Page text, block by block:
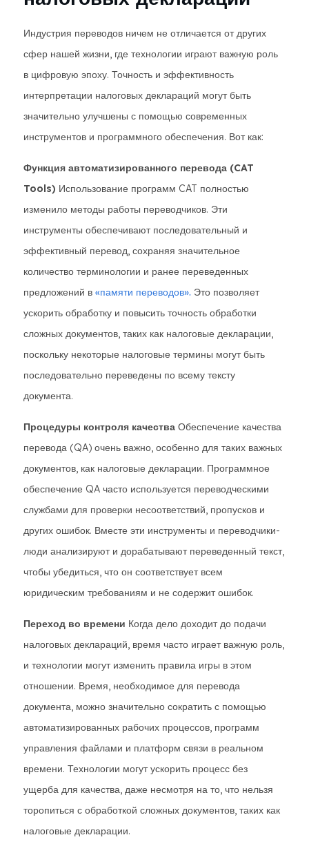
Индустрия переводов ничем не отличается от других
сфер нашей жизни, где технологии играют важную роль
в цифровую эпоху. Точность и эффективность
интерпретации налоговых деклараций могут быть
значительно улучшены с помощью современных
инструментов и программного обеспечения. Вот как:
Функция автоматизированного перевода (CAT
Tools) Использование программ CAT полностью
изменило методы работы переводчиков. Эти
инструменты обеспечивают последовательный и
эффективный перевод, сохраняя значительное
количество терминологии и ранее переведенных
предложений в «памяти переводов». Это позволяет
ускорить обработку и повысить точность обработки
сложных документов, таких как налоговые декларации,
поскольку некоторые налоговые термины могут быть
последовательно переведены по всему тексту
документа.
Процедуры контроля качества Обеспечение качества
перевода (QA) очень важно, особенно для таких важных
документов, как налоговые декларации. Программное
обеспечение QA часто используется переводческими
службами для проверки несоответствий, пропусков и
других ошибок. Вместе эти инструменты и переводчики-
люди анализируют и дорабатывают переведенный текст,
чтобы убедиться, что он соответствует всем
юридическим требованиям и не содержит ошибок.
Переход во времени Когда дело доходит до подачи
налоговых деклараций, время часто играет важную роль,
и технологии могут изменить правила игры в этом
отношении. Время, необходимое для перевода
документа, можно значительно сократить с помощью
автоматизированных рабочих процессов, программ
управления файлами и платформ связи в реальном
времени. Технологии могут ускорить процесс без
ущерба для качества, даже несмотря на то, что нельзя
торопиться с обработкой сложных документов, таких как
налоговые декларации.